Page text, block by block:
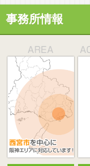
事務所情報